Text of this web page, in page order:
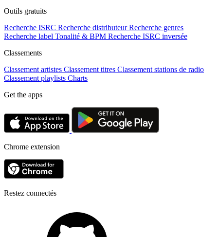
Outils gratuits
Recherche ISRC Recherche distributeur Recherche genres
Recherche label Tonalité & BPM Recherche ISRC inversée
Classements
Classement artistes Classement titres Classement stations de radio
Classement playlists Charts
Get the apps
Chrome extension
Restez connectés